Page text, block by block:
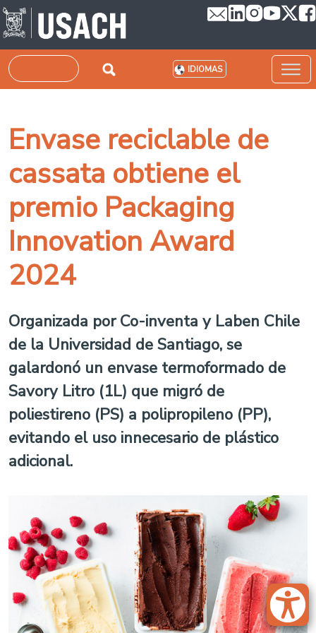
Pasar al contenido principal
Buscar IDIOMAS
Envase reciclable de
cassata obtiene el
premio Packaging
Innovation Award
2024
Organizada por Co-inventa y Laben Chile
de la Universidad de Santiago, se
galardonó un envase termoformado de
Savory Litro (1L) que migró de
poliestireno (PS) a polipropileno (PP),
evitando el uso innecesario de plástico
adicional.